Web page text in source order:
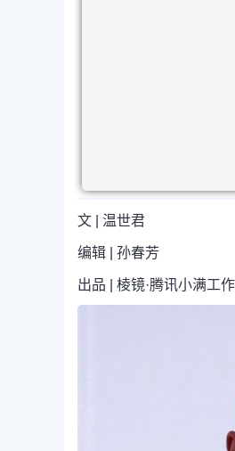
文 | 温世君
编辑 | 孙春芳
出品 | 棱镜·腾讯小满工